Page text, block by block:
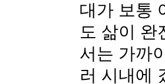
대가 보통
도 삶이 완
서는 가까
러 시내에